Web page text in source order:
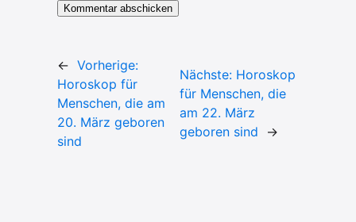
← Vorherige:
Horoskop für
Menschen, die am
20. März geboren
sind
Nächste: Horoskop
für Menschen, die
am 22. März
geboren sind
→